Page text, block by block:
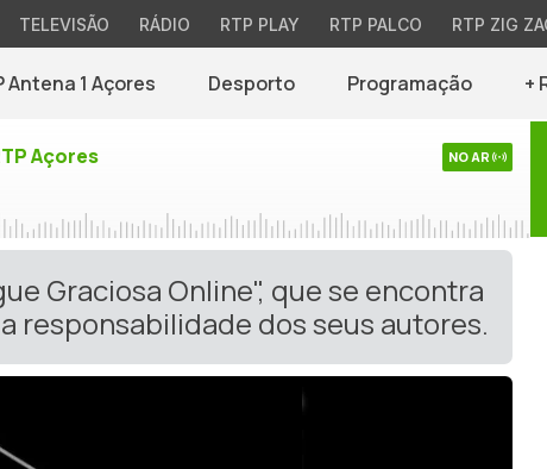
TELEVISÃO RÁDIO RTP PLAY RTP PALCO RTP ZIG
Antena 1 Açores Desporto Programação +
Açores NO AR
Graciosa Online", que se encontra
responsabilidade dos seus autores.